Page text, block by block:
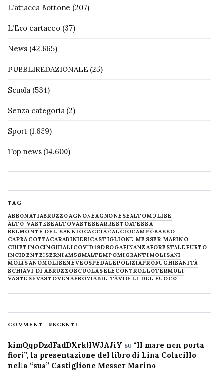
L'attacca Bottone (207)
L'Eco cartaceo (37)
News (42.665)
PUBBLIREDAZIONALE (25)
Scuola (534)
Senza categoria (2)
Sport (1.639)
Top news (14.600)
TAG
ABBONATIABRUZZOAGNONEAGNONESEALTOMOLISE
ALTO VASTESEALTOVASTESEARRESTOATESSA
BELMONTE DEL SANNIOCACCIACALCIOCAMPOBASSO
CAPRACOTTACARABINIERICASTIGLIONE MESSER MARINO
CHIETINOCINGHIALICOVID19DROGAFINANZAFORESTALE FURTO
INCIDENTEISERNIAM5SMALTEMPOMIGRANTIMOLISANI
MOLISANOMOLISENEVE OSPEDALEPOLIZIAPROFUGHISANITÀ
SCHIAVI DI ABRUZZOSCUOLASELECONTROLLOTERMOLI
VASTESEVASTOVENAFROVIABILITÀVIGILI DEL FUOCO
COMMENTI RECENTI
kimQqpDzdFadDXrkHWJAJiY su “Il mare non porta
fiori”, la presentazione del libro di Lina Colacillo
nella “sua” Castiglione Messer Marino